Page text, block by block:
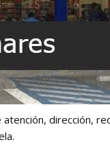
dirección,